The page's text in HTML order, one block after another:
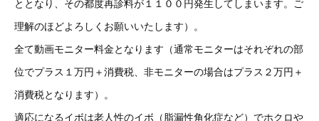
ととなり、その都度再診料が１１００円発生してしまいます。ご
理解のほどよろしくお願いいたします）。
全て動画モニター料金となります（通常モニターはそれぞれの部
位でプラス１万円＋消費税、非モニターの場合はプラス２万円＋
消費税となります）。
適応になるイボは老人性のイボ（脂漏性角化症など）でホクロや